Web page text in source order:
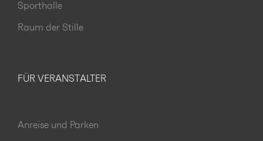
Sporthalle
Raum der Stille
FÜR VERANSTALTER
Anreise und Parken